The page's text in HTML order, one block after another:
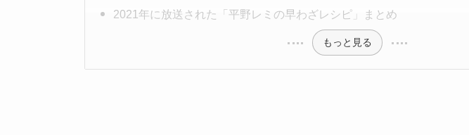
2021年に放送された「平野レミの早わざレシピ」まとめ
もっと見る